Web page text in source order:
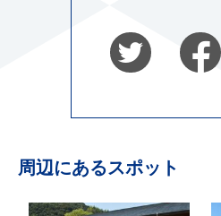
周辺にあるスポット